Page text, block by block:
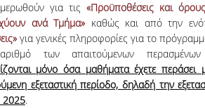
για τις «Προϋποθέσεις και
ανά Τμήμα» καθώς και από την
για γενικές πληροφορίες για το
των απαιτούμενων
μόνο όσα μαθήματα έχετε περάσει
εξεταστική περίοδο, δηλαδή την
2025.